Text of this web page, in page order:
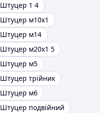
Штуцер 1 4
Штуцер м10х1
Штуцер м14
Штуцер м20х1 5
Штуцер м5
Штуцер трійник
Штуцер м6
Штуцер подвійний